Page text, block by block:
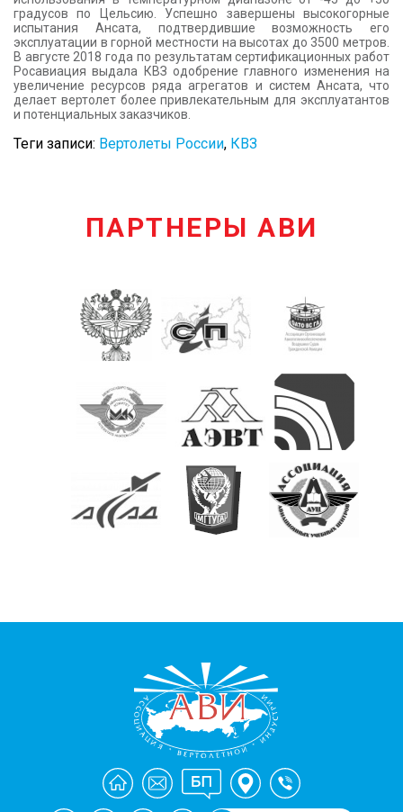
градусов по Цельсию. Успешно завершены высокогорные
испытания Ансата, подтвердившие возможность его
эксплуатации в горной местности на высотах до 3500 метров.
В августе 2018 года по результатам сертификационных работ
Росавиация выдала КВЗ одобрение главного изменения на
увеличение ресурсов ряда агрегатов и систем Ансата, что
делает вертолет более привлекательным для эксплуатантов
и потенциальных заказчиков.
Теги записи: Вертолеты России, КВЗ
ПАРТНЕРЫ АВИ